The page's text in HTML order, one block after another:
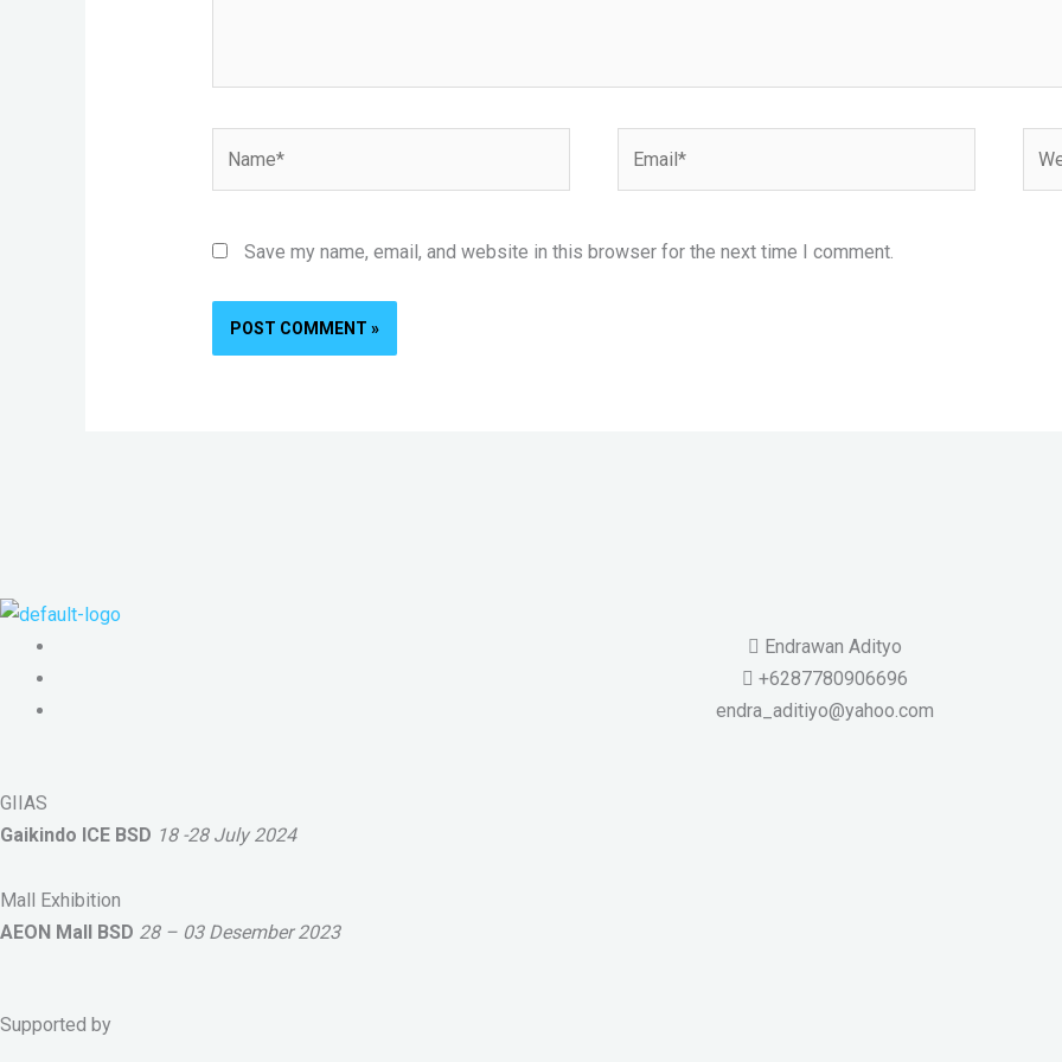
Save my name, email, and website in this browser for the next time I comment.
Endrawan Adityo
+6287780906696
endra_aditiyo@yahoo.com
GIIAS
Gaikindo ICE BSD 18 -28 July 2024
Mall Exhibition
AEON Mall BSD 28 – 03 Desember 2023
Supported by